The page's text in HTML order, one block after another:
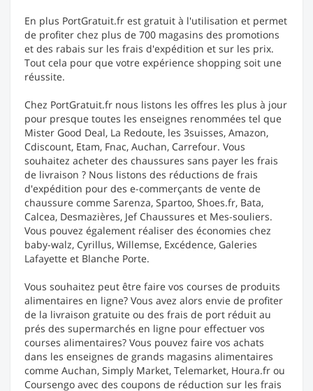
En plus PortGratuit.fr est gratuit à l'utilisation et permet
de profiter chez plus de 700 magasins des promotions
et des rabais sur les frais d'expédition et sur les prix.
Tout cela pour que votre expérience shopping soit une
réussite.
Chez PortGratuit.fr nous listons les offres les plus à jour
pour presque toutes les enseignes renommées tel que
Mister Good Deal, La Redoute, les 3suisses, Amazon,
Cdiscount, Etam, Fnac, Auchan, Carrefour. Vous
souhaitez acheter des chaussures sans payer les frais
de livraison ? Nous listons des réductions de frais
d'expédition pour des e-commerçants de vente de
chaussure comme Sarenza, Spartoo, Shoes.fr, Bata,
Calcea, Desmazières, Jef Chaussures et Mes-souliers.
Vous pouvez également réaliser des économies chez
baby-walz, Cyrillus, Willemse, Excédence, Galeries
Lafayette et Blanche Porte.
Vous souhaitez peut être faire vos courses de produits
alimentaires en ligne? Vous avez alors envie de profiter
de la livraison gratuite ou des frais de port réduit au
prés des supermarchés en ligne pour effectuer vos
courses alimentaires? Vous pouvez faire vos achats
dans les enseignes de grands magasins alimentaires
comme Auchan, Simply Market, Telemarket, Houra.fr ou
Coursengo avec des coupons de réduction sur les frais